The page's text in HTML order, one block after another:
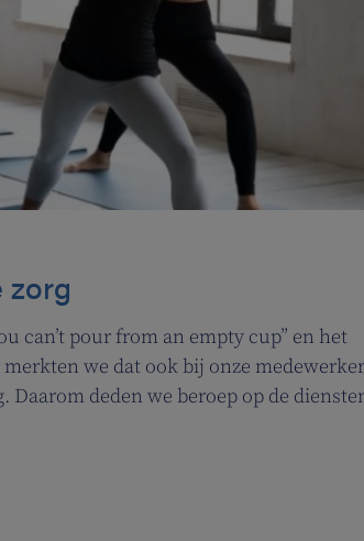
zorg
can’t pour from an empty cup” en het
we dat ook bij onze
Daarom deden we beroep op de